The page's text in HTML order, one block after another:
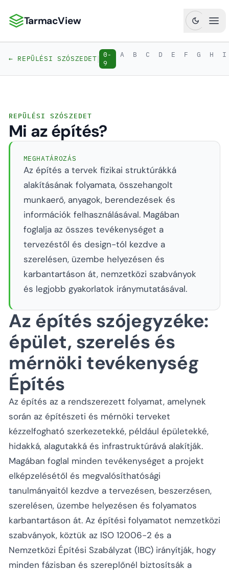
TarmacView: Precíziós repülési analitika
TarmacView
← REPÜLÉSI SZÓSZEDET| 0-
9
A B C D E F G H I
REPÜLÉSI SZÓSZEDET
Mi az építés?
MEGHATÁROZÁS
Az építés a tervek fizikai struktúrákká
alakításának folyamata, összehangolt
munkaerő, anyagok, berendezések és
információk felhasználásával. Magában
foglalja az összes tevékenységet a
tervezéstől és design-tól kezdve a
szerelésen, üzembe helyezésen és
karbantartáson át, nemzetközi szabványok
és legjobb gyakorlatok iránymutatásával.
Az építés szójegyzéke:
épület, szerelés és
mérnöki tevékenység
Építés
Az építés az a rendszerezett folyamat, amelynek
során az építészeti és mérnöki terveket
kézzelfogható szerkezetekké, például épületekké,
hidakká, alagutakká és infrastruktúrává alakítják.
Magában foglal minden tevékenységet a projekt
elképzelésétől és megvalósíthatósági
tanulmányaitól kezdve a tervezésen, beszerzésen,
szerelésen, üzembe helyezésen és folyamatos
karbantartáson át. Az építési folyamatot nemzetközi
szabványok, köztük az ISO 12006-2 és a
Nemzetközi Építési Szabályzat (IBC) irányítják, hogy
minden fázisban és szereplőnél biztosítsák a